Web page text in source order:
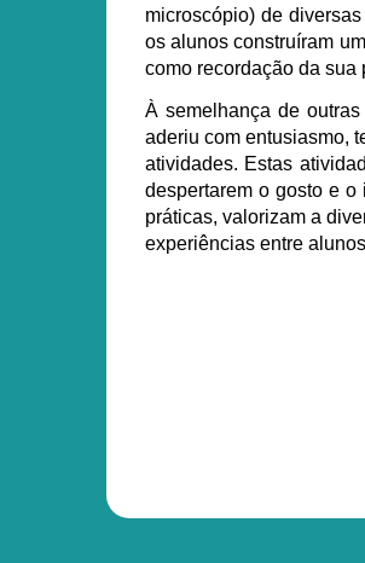
microscópio) de
os alunos construíram
como recordação da
À semelhança de
aderiu com entusiasmo,
atividades. Estas
despertarem o gosto e
práticas, valorizam a
experiências entre